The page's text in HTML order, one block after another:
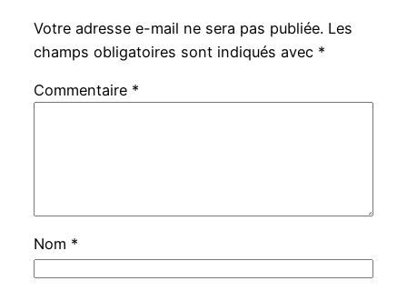
Votre adresse e-mail ne sera pas publiée. Les
champs obligatoires sont indiqués avec *
Commentaire *
Nom *